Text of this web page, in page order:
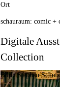
Ort
schauraum: comic +
Digitale
Collection
Bild:Stephan